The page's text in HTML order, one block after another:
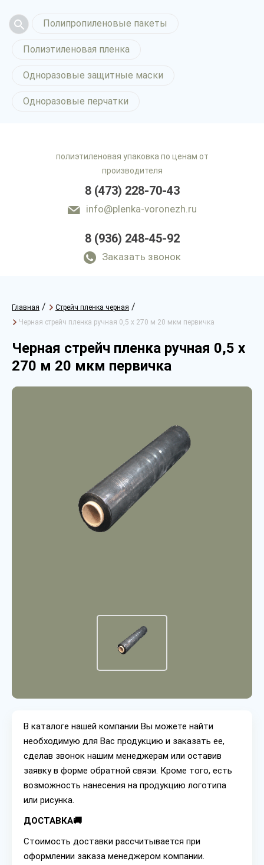
Полипропиленовые пакеты
Полиэтиленовая пленка
Одноразовые защитные маски
Одноразовые перчатки
полиэтиленовая упаковка по ценам от
производителя
8 (473) 228-70-43
info@plenka-voronezh.ru
8 (936) 248-45-92
Заказать звонок
Главная / Стрейч пленка черная /
Черная стрейч пленка ручная 0,5 х 270 м 20 мкм первичка
Черная стрейч пленка ручная 0,5 х
270 м 20 мкм первичка
В каталоге нашей компании Вы можете найти
необходимую для Вас продукцию и заказать ее,
сделав звонок нашим менеджерам или оставив
заявку в форме обратной связи. Кроме того, есть
возможность нанесения на продукцию логотипа
или рисунка.
ДОСТАВКА🚚
Стоимость доставки рассчитывается при
оформлении заказа менеджером компании.